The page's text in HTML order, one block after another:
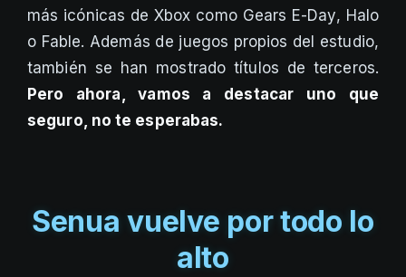
más icónicas de Xbox como Gears E-Day, Halo
o Fable. Además de juegos propios del estudio,
también se han mostrado títulos de terceros.
Pero ahora, vamos a destacar uno que
seguro, no te esperabas.
Senua vuelve por todo lo
alto